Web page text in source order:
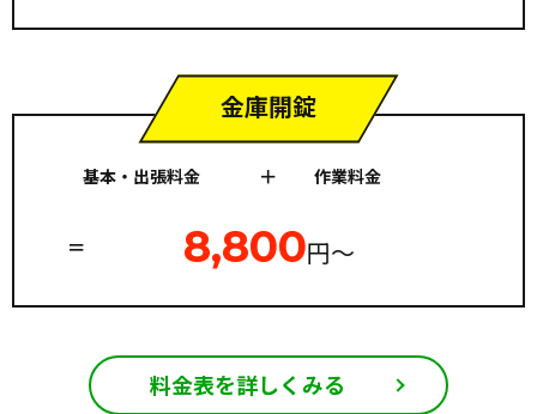
金庫開錠
基本・出張料金 作業料金
8,800円〜
料金表を詳しくみる